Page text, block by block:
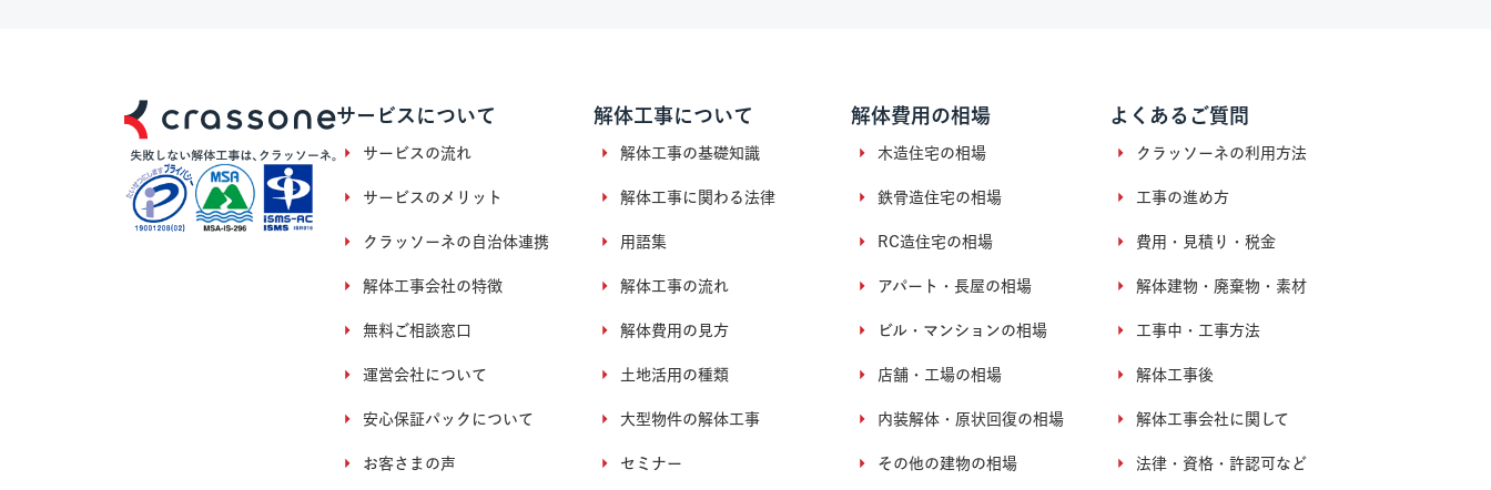
サービスについて
サービスの流れ
サービスのメリット
クラッソーネの自治体連携
解体工事会社の特徴
無料ご相談窓口
運営会社について
安心保証パックについて
お客さまの声
解体工事について
解体工事の基礎知識
解体工事に関わる法律
用語集
解体工事の流れ
解体費用の見方
土地活用の種類
大型物件の解体工事
セミナー
解体費用の相場
木造住宅の相場
鉄骨造住宅の相場
RC造住宅の相場
アパート・長屋の相場
ビル・マンションの相場
店舗・工場の相場
内装解体・原状回復の相場
その他の建物の相場
よくあるご質問
クラッソーネの利用方法
工事の進め方
費用・見積り・税金
解体建物・廃棄物・素材
工事中・工事方法
解体工事後
解体工事会社に関して
法律・資格・許認可など